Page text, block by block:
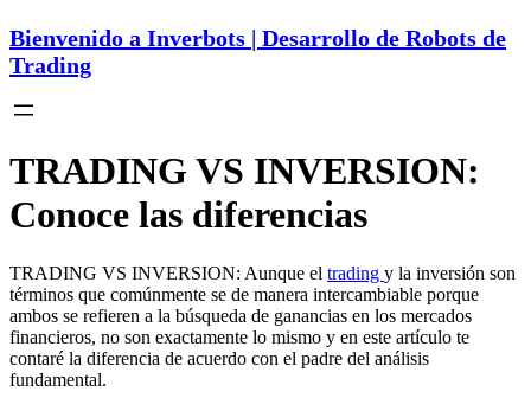
Bienvenido a Inverbots | Desarrollo de Robots de
Trading
TRADING VS INVERSION:
Conoce las diferencias
TRADING VS INVERSION: Aunque el trading y la inversión son
términos que comúnmente se de manera intercambiable porque
ambos se refieren a la búsqueda de ganancias en los mercados
financieros, no son exactamente lo mismo y en este artículo te
contaré la diferencia de acuerdo con el padre del análisis
fundamental.